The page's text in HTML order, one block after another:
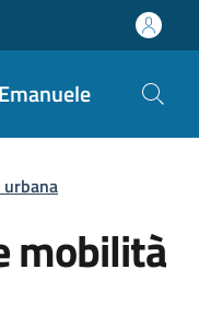
mobilità